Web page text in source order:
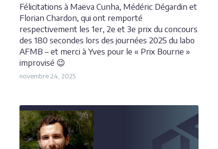
Félicitations à Maëva Cunha, Médéric Dégardin et
Florian Chardon, qui ont remporté
respectivement les 1er, 2e et 3e prix du concours
des 180 secondes lors des journées 2025 du labo
AFMB – et merci à Yves pour le « Prix Bourne »
improvisé 😉
novembre 24, 2025